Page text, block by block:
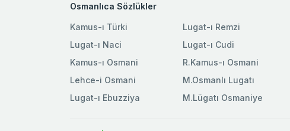
Osmanlıca Sözlükler
Kamus-ı Türki
Lugat-ı Naci
Kamus-ı Osmani
Lehce-i Osmani
Lugat-ı Ebuzziya
Lugat-ı Remzi
Lugat-ı Cudi
R.Kamus-ı Osmani
M.Osmanlı Lugatı
M.Lügatı Osmaniye